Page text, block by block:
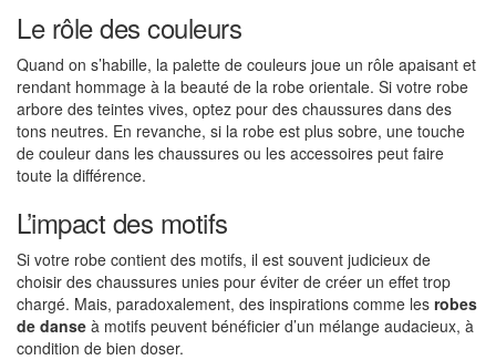
Le rôle des couleurs
Quand on s’habille, la palette de couleurs joue un rôle apaisant et
rendant hommage à la beauté de la robe orientale. Si votre robe
arbore des teintes vives, optez pour des chaussures dans des
tons neutres. En revanche, si la robe est plus sobre, une touche
de couleur dans les chaussures ou les accessoires peut faire
toute la différence.
L’impact des motifs
Si votre robe contient des motifs, il est souvent judicieux de
choisir des chaussures unies pour éviter de créer un effet trop
chargé. Mais, paradoxalement, des inspirations comme les robes
de danse à motifs peuvent bénéficier d’un mélange audacieux, à
condition de bien doser.